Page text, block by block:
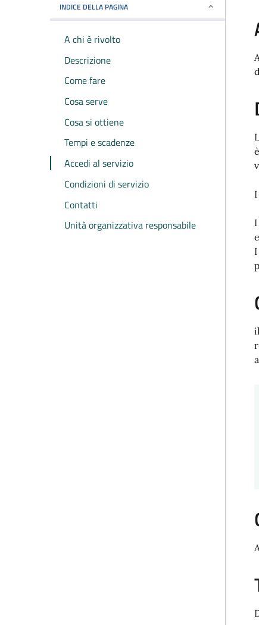
INDICE DELLA PAGINA
A chi è rivolto
Descrizione
Come fare
Cosa serve
Cosa si ottiene
Tempi e scadenze
Accedi al servizio
Condizioni di servizio
Contatti
Unità organizzativa responsabile